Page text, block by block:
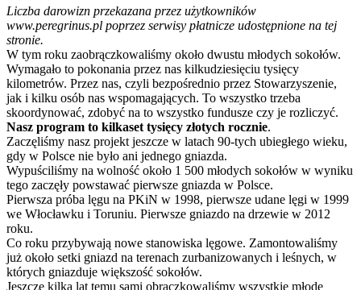
Liczba darowizn przekazana przez użytkowników
www.peregrinus.pl poprzez serwisy płatnicze udostępnione na tej
stronie.
W tym roku zaobrączkowaliśmy około dwustu młodych sokołów.
Wymagało to pokonania przez nas kilkudziesięciu tysięcy
kilometrów. Przez nas, czyli bezpośrednio przez Stowarzyszenie,
jak i kilku osób nas wspomagających. To wszystko trzeba
skoordynować, zdobyć na to wszystko fundusze czy je rozliczyć.
Nasz program to kilkaset tysięcy złotych rocznie.
Zaczęliśmy nasz projekt jeszcze w latach 90-tych ubiegłego wieku,
gdy w Polsce nie było ani jednego gniazda.
Wypuściliśmy na wolność około 1 500 młodych sokołów w wyniku
tego zaczęły powstawać pierwsze gniazda w Polsce.
Pierwsza próba lęgu na PKiN w 1998, pierwsze udane lęgi w 1999
we Włocławku i Toruniu. Pierwsze gniazdo na drzewie w 2012
roku.
Co roku przybywają nowe stanowiska lęgowe. Zamontowaliśmy
już około setki gniazd na terenach zurbanizowanych i leśnych, w
których gniazduje większość sokołów.
Jeszcze kilka lat temu sami obrączkowaliśmy wszystkie młode